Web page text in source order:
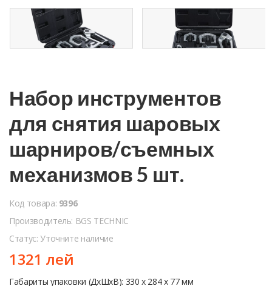
Набор инструментов
для снятия шаровых
шарниров/съемных
механизмов 5 шт.
Код товара: 9396
Производитель: BGS TECHNIC
Статус: Уточните наличие
1321 лей
Габариты упаковки (ДхШхВ): 330 x 284 x 77 мм